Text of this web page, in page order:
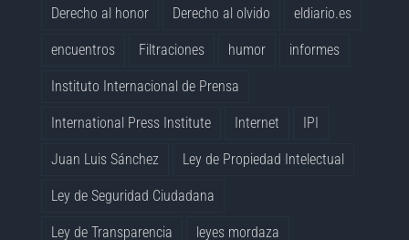
Derecho al honor Derecho al olvido eldiario.es
encuentros Filtraciones humor informes
Instituto Internacional de Prensa
International Press Institute Internet IPI
Juan Luis Sánchez Ley de Propiedad Intelectual
Ley de Seguridad Ciudadana
Ley de Transparencia leyes mordaza